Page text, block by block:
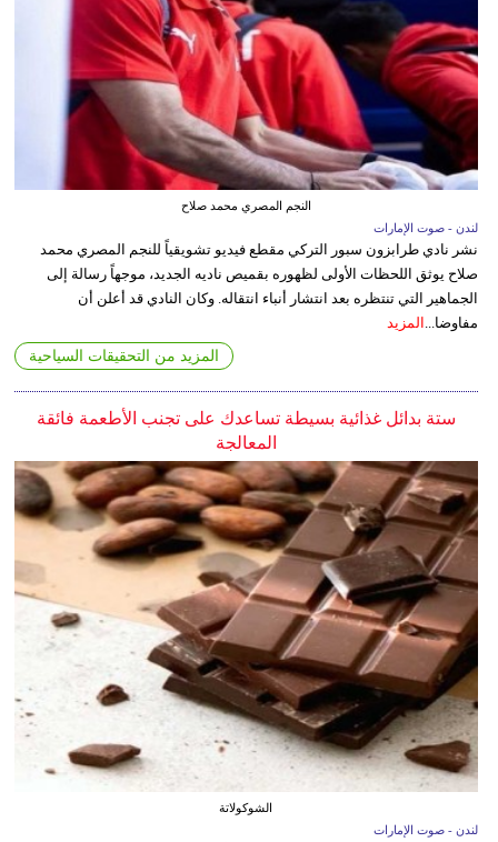
النجم المصري محمد صلاح
لندن - صوت الإمارات
نشر نادي طرابزون سبور التركي مقطع فيديو تشويقياً للنجم المصري محمد
صلاح يوثق اللحظات الأولى لظهوره بقميص ناديه الجديد، موجهاً رسالة إلى
الجماهير التي تنتظره بعد انتشار أنباء انتقاله. وكان النادي قد أعلن أن
مفاوضا... المزيد
المزيد من التحقيقات السياحية
ستة بدائل غذائية بسيطة تساعدك على تجنب الأطعمة فائقة
المعالجة
الشوكولاتة
لندن - صوت الإمارات